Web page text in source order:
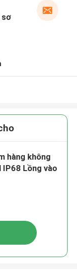
sơ
hàng không
IP68 Lồng vào